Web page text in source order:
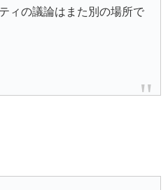
ィの議論はまた別の場所で